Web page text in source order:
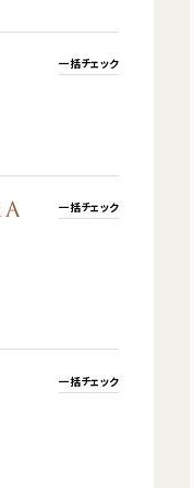
一括チェック
一括チェック
一括チェック